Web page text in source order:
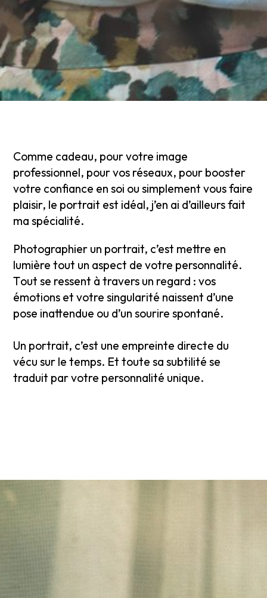
Comme cadeau, pour votre image
professionnel, pour vos réseaux, pour booster
votre confiance en soi ou simplement vous faire
plaisir, le portrait est idéal, j’en ai d’ailleurs fait
ma spécialité.
Photographier un portrait, c’est mettre en
lumière tout un aspect de votre personnalité.
Tout se ressent à travers un regard : vos
émotions et votre singularité naissent d’une
pose inattendue ou d’un sourire spontané.
Un portrait, c’est une empreinte directe du
vécu sur le temps. Et toute sa subtilité se
traduit par votre personnalité unique.